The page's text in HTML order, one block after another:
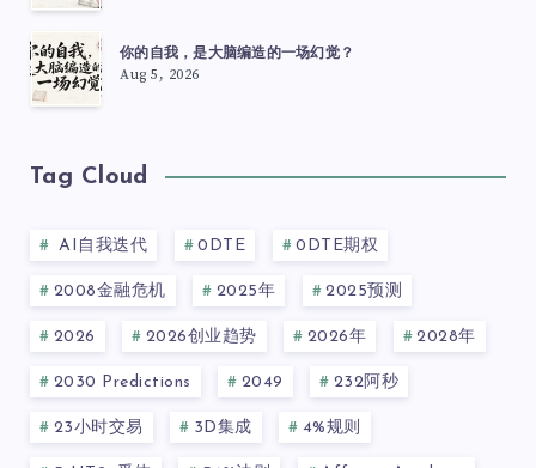
你的自我，是大脑编造的一场幻觉？
Aug 5, 2026
Tag Cloud
AI自我迭代 0DTE 0DTE期权
2008金融危机 2025年 2025预测
2026 2026创业趋势 2026年 2028年
2030 Predictions 2049 232阿秒
23小时交易 3D集成 4%规则